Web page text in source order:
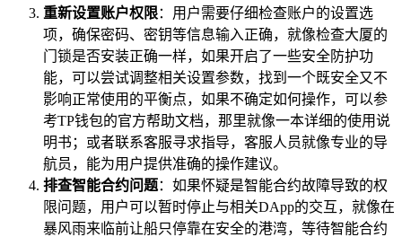
重新设置账户权限：用户需要仔细检查账户的设置选
项，确保密码、密钥等信息输入正确，就像检查大厦的
门锁是否安装正确一样，如果开启了一些安全防护功
能，可以尝试调整相关设置参数，找到一个既安全又不
影响正常使用的平衡点，如果不确定如何操作，可以参
考TP钱包的官方帮助文档，那里就像一本详细的使用说
明书；或者联系客服寻求指导，客服人员就像专业的导
航员，能为用户提供准确的操作建议。
排查智能合约问题：如果怀疑是智能合约故障导致的权
限问题，用户可以暂时停止与相关DApp的交互，就像在
暴风雨来临前让船只停靠在安全的港湾，等待智能合约